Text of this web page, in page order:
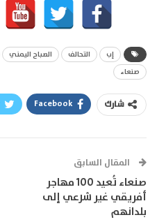
إب التحالف الصباح اليمني
صنعاء
شارك Facebook
المقال السابق
صنعاء تُعيد 100 مهاجر
أفريقي غير شرعي إلى
بلدانهم